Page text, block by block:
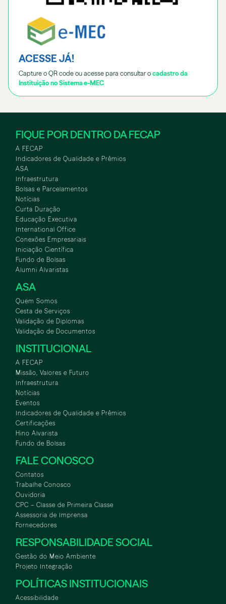
ACESSE JÁ!
Capture o QR code ou acesse para consultar o cadastro da
Instituição no Sistema e-MEC
FIQUE POR DENTRO DA FECAP
A FECAP
Indicadores de Qualidade e Prêmios
ASA
Infraestrutura
Bolsas e Parcelamentos
Notícias
Curta Duração
Educação Executiva
International Office
Conexões Empresariais
Iniciação Científica
Fundo de Bolsas
Alumni Alvaristas
ASA
Quem Somos
Cesta de Serviços
Validação de Diplomas
Validação de Documentos
INSTITUCIONAL
A FECAP
Missão, Valores e Futuro
Infraestrutura
Notícias
Eventos
Indicadores de Qualidade e Prêmios
Certificações
Hino Alvarista
Fundo de Bolsas
FALE CONOSCO
Contatos
Trabalhe Conosco
Ouvidoria
CPC – Classe de Primeira Classe
Assessoria de Imprensa
Fornecedores
RESPONSABILIDADE SOCIAL
Gestão do Meio Ambiente
Projeto Integração
POLÍTICAS INSTITUCIONAIS
Acessibilidade